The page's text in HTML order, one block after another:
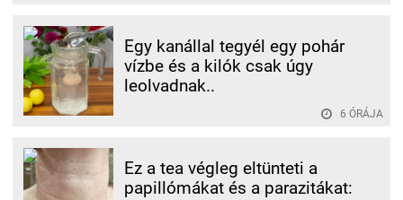
Egy kanállal tegyél egy pohár
vízbe és a kilók csak úgy
leolvadnak..
6 ÓRÁJA
Ez a tea végleg eltünteti a
papillómákat és a parazitákat: